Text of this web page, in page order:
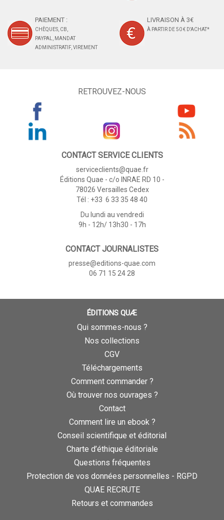
PAIEMENT :
CHÈQUES, CB,
PAYPAL, MANDAT
ADMINISTRATIF, VIREMENT
LIVRAISON À 3€
À PARTIR DE 50 € D'ACHAT*
RETROUVEZ-NOUS
CONTACT SERVICE CLIENTS
serviceclients@quae.fr
Éditions Quae - c/o INRAE RD 10 -
78026 Versailles Cedex
Tél : +33 6 33 35 48 40
Du lundi au vendredi
9h - 12h/ 13h30 - 17h
CONTACT JOURNALISTES
presse@editions-quae.com
06 71 15 24 28
ÉDITIONS QUÆ
Qui sommes-nous ?
Nos collections
CGV
Téléchargements
Comment commander ?
Où trouver nos ouvrages ?
Contact
Comment lire un ebook ?
Conseil scientifique et éditorial
Charte d’éthique éditoriale
Questions fréquentes
Protection de vos données personnelles - RGPD
QUAE RECRUTE
Retours et commandes